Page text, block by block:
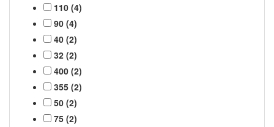
110 (4)
90 (4)
40 (2)
32 (2)
400 (2)
355 (2)
50 (2)
75 (2)